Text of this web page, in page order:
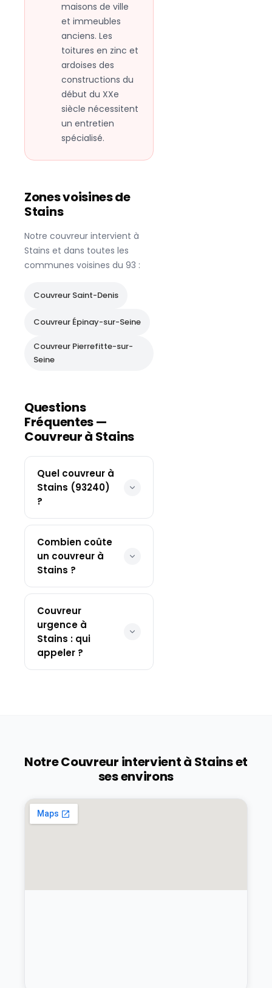
maisons de ville
et immeubles
anciens. Les
toitures en zinc et
ardoises des
constructions du
début du XXe
siècle nécessitent
un entretien
spécialisé.
Zones voisines de
Stains
Notre couvreur intervient à
Stains et dans toutes les
communes voisines du 93 :
Couvreur Saint-Denis
Couvreur Épinay-sur-Seine
Couvreur Pierrefitte-sur-
Seine
Questions
Fréquentes —
Couvreur à Stains
Quel couvreur à
Stains (93240)
?
Combien coûte
un couvreur à
Stains ?
Couvreur
urgence à
Stains : qui
appeler ?
Notre Couvreur intervient à Stainset
ses environs